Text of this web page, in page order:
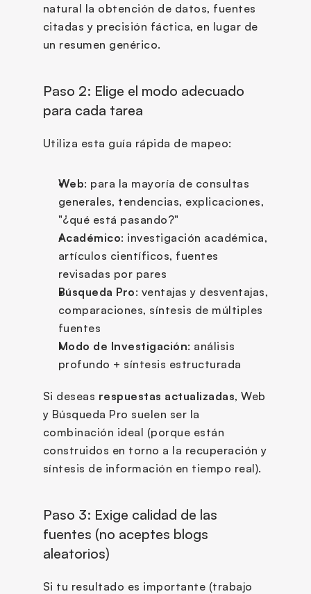
natural la obtención de datos, fuentes
citadas y precisión fáctica, en lugar de
un resumen genérico.
Paso 2: Elige el modo adecuado
para cada tarea
Utiliza esta guía rápida de mapeo:
Web: para la mayoría de consultas
generales, tendencias, explicaciones,
"¿qué está pasando?"
Académico: investigación académica,
artículos científicos, fuentes
revisadas por pares
Búsqueda Pro: ventajas y desventajas,
comparaciones, síntesis de múltiples
fuentes
Modo de Investigación: análisis
profundo + síntesis estructurada
Si deseas respuestas actualizadas, Web
y Búsqueda Pro suelen ser la
combinación ideal (porque están
construidos en torno a la recuperación y
síntesis de información en tiempo real).
Paso 3: Exige calidad de las
fuentes (no aceptes blogs
aleatorios)
Si tu resultado es importante (trabajo